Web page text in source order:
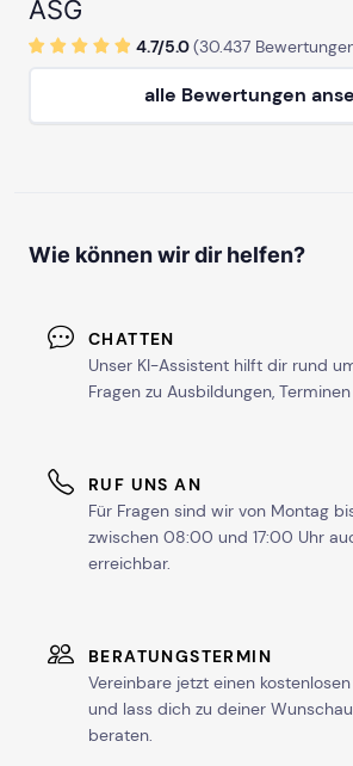
ASG
4.7/5.0(30.437
alle Bewertungen
Wie können wir dir helfen?
CHATTEN
Unser KI-Assistent hilft dir rund
Fragen zu Ausbildungen,
RUF UNS AN
Für Fragen sind wir von Montag
zwischen 08:00 und 17:00 Uhr
erreichbar.
BERATUNGSTERMIN
Vereinbare jetzt einen
und lass dich zu deiner
beraten.